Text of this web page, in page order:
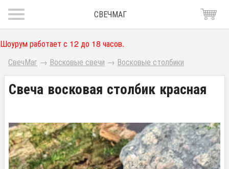
СВЕЧМАГ
Шоурум работает с 12 до 18 часов.
СвечМаг → Восковые свечи → Восковые столбики
Свеча восковая столбик красная